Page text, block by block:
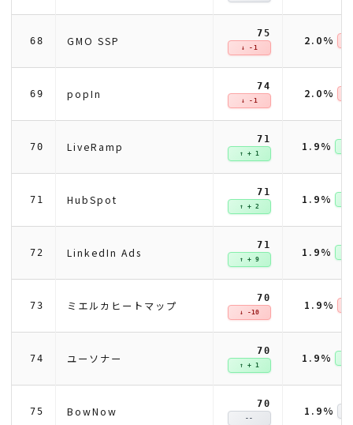
68 GMO SSP
75
↓ -1 2.0%
69 popIn
74
↓ -1 2.0%
70 LiveRamp
71
↑ + 1 1.9%
71 HubSpot
71
↑ + 2 1.9%
72 LinkedIn Ads
71
↑ + 9 1.9%
73 ミエルカヒートマップ
70
↓ -10 1.9%
74 ユーソナー
70
↑ + 1 1.9%
75 BowNow
70
-- 1.9%